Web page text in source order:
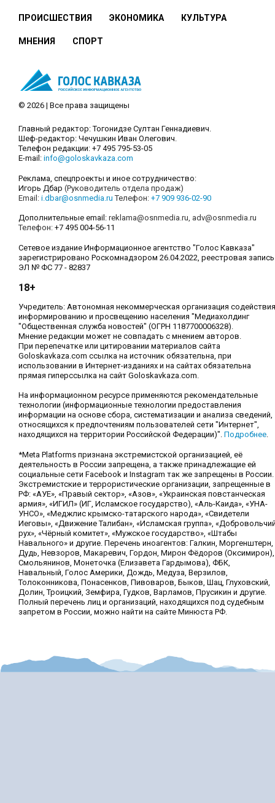
ПРОИСШЕСТВИЯ ЭКОНОМИКА КУЛЬТУРА
МНЕНИЯ СПОРТ
© 2026 | Все права защищены
Главный редактор: Тогонидзе Султан Геннадиевич.
Шеф-редактор: Чечушкин Иван Олегович.
Телефон редакции: +7 495 795-53-05
E-mail: info@goloskavkaza.com
Реклама, спецпроекты и иное сотрудничество:
Игорь Дбар (Руководитель отдела продаж)
Email: i.dbar@osnmedia.ru Телефон: +7 909 936-02-90
Дополнительные email: reklama@osnmedia.ru adv@osnmedia.ru
Телефон: +7 495 004-56-11
Сетевое издание Информационное агентство "Голос Кавказа"
зарегистрировано Роскомнадзором 26.04.2022, реестровая запись
ЭЛ № ФС 77 - 82837
18+
Учредитель: Автономная некоммерческая организация содействия
информированию и просвещению населения "Медиахолдинг
"Общественная служба новостей" (ОГРН 1187700006328).
Мнение редакции может не совпадать с мнением авторов.
При перепечатке или цитировании материалов сайта
Goloskavkaza.com ссылка на источник обязательна, при
использовании в Интернет-изданиях и на сайтах обязательна
прямая гиперссылка на сайт Goloskavkaza.com.
На информационном ресурсе применяются рекомендательные
технологии (информационные технологии предоставления
информации на основе сбора, систематизации и анализа сведений,
относящихся к предпочтениям пользователей сети "Интернет",
находящихся на территории Российской Федерации)". Подробнее
*Meta Platforms признана экстремистской организацией, её
деятельность в России запрещена, а также принадлежащие ей
социальные сети Facebook и Instagram так же запрещены в России.
Экстремистские и террористические организации, запрещенные в
РФ: «АУЕ», «Правый сектор», «Азов», «Украинская повстанческая
армия», «ИГИЛ» (ИГ, Исламское государство), «Аль-Каида», «УНА-
УНСО», «Меджлис крымско-татарского народа», «Свидетели
Иеговы», «Движение Талибан», «Исламская группа»,
рух», «Чёрный комитет», «Мужское государство», «Штабы
Навального» и другие. Перечень иноагентов: Галкин, Моргенштерн,
Дудь, Невзоров, Макаревич, Гордон, Мирон Фёдоров (Оксимирон),
Смольянинов, Монеточка (Елизавета Гардымова), ФБК,
Навальный, Голос Америки, Дождь, Медуза, Верзилов,
Толоконникова, Понасенков, Пивоваров, Быков, Шац, Глуховский,
Долин, Троицкий, Земфира, Гудков, Варламов, Прусикин и другие.
Полный перечень лиц и организаций, находящихся под судебным
запретом в России, можно найти на сайте Минюста РФ.